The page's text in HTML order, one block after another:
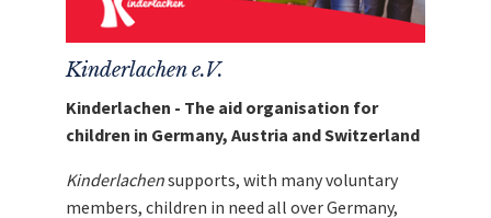
Manuel Neuer versteigert seinen signierten
Schuh und ein Torwarttrikot“ leiten wir direkt,
ohne Abzug von Kosten, an
weiter.
Kinderlachen e.V.
Kinderlachen - The aid organisation for
children in Germany, Austria and Switzerland
Kinderlachensupports, with many voluntary
members, children in need all over Germany,